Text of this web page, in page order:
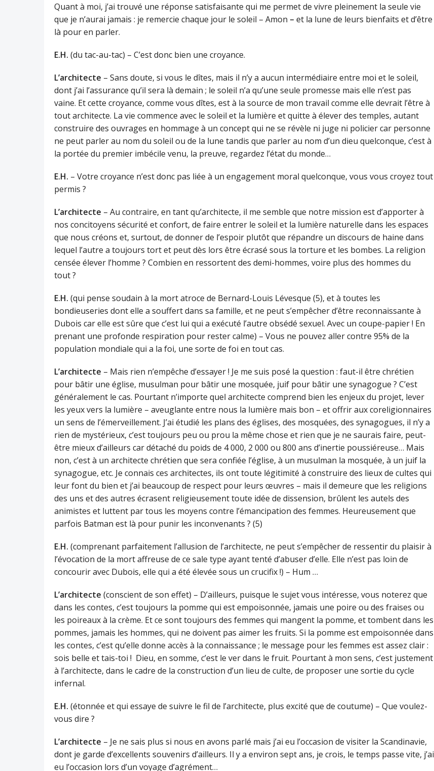
Quant à moi, j’ai trouvé une réponse satisfaisante qui me permet de vivre pleinement la seule vie
que je n’aurai jamais : je remercie chaque jour le soleil – Amon – et la lune de leurs bienfaits et d’être
là pour en parler.
E.H. (du tac-au-tac) – C’est donc bien une croyance.
L’architecte – Sans doute, si vous le dîtes, mais il n’y a aucun intermédiaire entre moi et le soleil,
dont j’ai l’assurance qu’il sera là demain ; le soleil n’a qu’une seule promesse mais elle n’est pas
vaine. Et cette croyance, comme vous dîtes, est à la source de mon travail comme elle devrait l’être à
tout architecte. La vie commence avec le soleil et la lumière et quitte à élever des temples, autant
construire des ouvrages en hommage à un concept qui ne se révèle ni juge ni policier car personne
ne peut parler au nom du soleil ou de la lune tandis que parler au nom d’un dieu quelconque, c’est à
la portée du premier imbécile venu, la preuve, regardez l’état du monde…
E.H. – Votre croyance n’est donc pas liée à un engagement moral quelconque, vous vous croyez tout
permis ?
L’architecte – Au contraire, en tant qu’architecte, il me semble que notre mission est d’apporter à
nos concitoyens sécurité et confort, de faire entrer le soleil et la lumière naturelle dans les espaces
que nous créons et, surtout, de donner de l’espoir plutôt que répandre un discours de haine dans
lequel l’autre a toujours tort et peut dès lors être écrasé sous la torture et les bombes. La religion
censée élever l’homme ? Combien en ressortent des demi-hommes, voire plus des hommes du
tout ?
E.H. (qui pense soudain à la mort atroce de Bernard-Louis Lévesque (5), et à toutes les
bondieuseries dont elle a souffert dans sa famille, et ne peut s’empêcher d’être reconnaissante à
Dubois car elle est sûre que c’est lui qui a exécuté l’autre obsédé sexuel. Avec un coupe-papier ! En
prenant une profonde respiration pour rester calme) – Vous ne pouvez aller contre 95% de la
population mondiale qui a la foi, une sorte de foi en tout cas.
L’architecte – Mais rien n’empêche d’essayer ! Je me suis posé la question : faut-il être chrétien
pour bâtir une église, musulman pour bâtir une mosquée, juif pour bâtir une synagogue ? C’est
généralement le cas. Pourtant n’importe quel architecte comprend bien les enjeux du projet, lever
les yeux vers la lumière – aveuglante entre nous la lumière mais bon – et offrir aux coreligionnaires
un sens de l’émerveillement. J’ai étudié les plans des églises, des mosquées, des synagogues, il n’y a
rien de mystérieux, c’est toujours peu ou prou la même chose et rien que je ne saurais faire, peut-
être mieux d’ailleurs car détaché du poids de 4 000, 2 000 ou 800 ans d’inertie poussiéreuse… Mais
non, c’est à un architecte chrétien que sera confiée l’église, à un musulman la mosquée, à un juif la
synagogue, etc. Je connais ces architectes, ils ont toute légitimité à construire des lieux de cultes qui
leur font du bien et j’ai beaucoup de respect pour leurs œuvres – mais il demeure que les religions
des uns et des autres écrasent religieusement toute idée de dissension, brûlent les autels des
animistes et luttent par tous les moyens contre l’émancipation des femmes. Heureusement que
parfois Batman est là pour punir les inconvenants ? (5)
E.H. (comprenant parfaitement l’allusion de l’architecte, ne peut s’empêcher de ressentir du plaisir à
l’évocation de la mort affreuse de ce sale type ayant tenté d’abuser d’elle. Elle n’est pas loin de
concourir avec Dubois, elle qui a été élevée sous un crucifix !) – Hum …
L’architecte (conscient de son effet) – D’ailleurs, puisque le sujet vous intéresse, vous noterez que
dans les contes, c’est toujours la pomme qui est empoisonnée, jamais une poire ou des fraises ou
les poireaux à la crème. Et ce sont toujours des femmes qui mangent la pomme, et tombent dans les
pommes, jamais les hommes, qui ne doivent pas aimer les fruits. Si la pomme est empoisonnée dans
les contes, c’est qu’elle donne accès à la connaissance ; le message pour les femmes est assez clair :
sois belle et tais-toi ! Dieu, en somme, c’est le ver dans le fruit. Pourtant à mon sens, c’est justement
à l’architecte, dans le cadre de la construction d’un lieu de culte, de proposer une sortie du cycle
infernal.
E.H. (étonnée et qui essaye de suivre le fil de l’architecte, plus excité que de coutume) – Que voulez-
vous dire ?
L’architecte – Je ne sais plus si nous en avons parlé mais j’ai eu l’occasion de visiter la Scandinavie,
dont je garde d’excellents souvenirs d’ailleurs. Il y a environ sept ans, je crois, le temps passe vite, j’ai
eu l’occasion lors d’un voyage d’agrément…